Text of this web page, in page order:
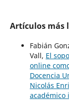
Artículos más
Fabián
Vall, El
online
Docencia
Nicolás
académico